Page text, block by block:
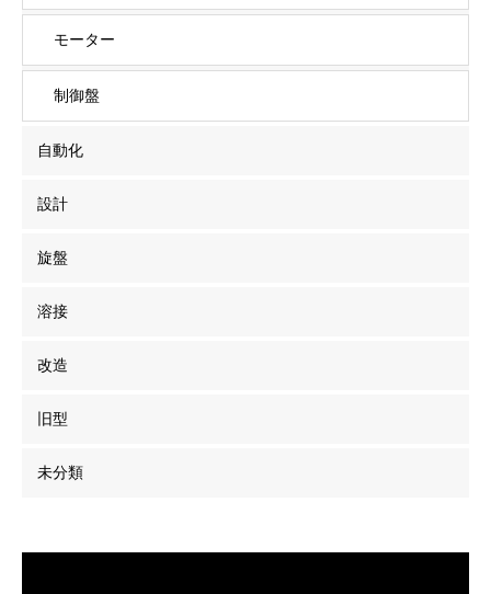
モーター
制御盤
自動化
設計
旋盤
溶接
改造
旧型
未分類